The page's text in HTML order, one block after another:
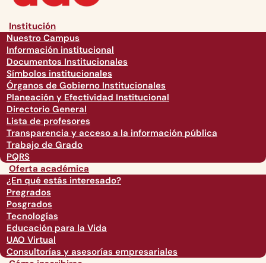
Institución
Nuestro Campus
Información institucional
Documentos Institucionales
Símbolos institucionales
Órganos de Gobierno Institucionales
Planeación y Efectividad Institucional
Directorio General
Lista de profesores
Transparencia y acceso a la información pública
Trabajo de Grado
PQRS
Oferta académica
¿En qué estás interesado?
Pregrados
Posgrados
Tecnologías
Educación para la Vida
UAO Virtual
Consultorías y asesorías empresariales